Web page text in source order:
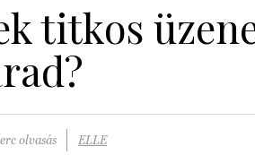
titkos
olvasás ELLE